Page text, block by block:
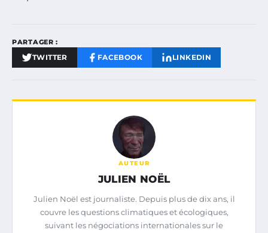
PARTAGER :
TWITTER FACEBOOK LINKEDIN
AUTEUR
JULIEN NOËL
Julien Noël est journaliste. Depuis plus de dix ans, il
couvre les questions climatiques et écologiques,
suivant les négociations internationales sur le